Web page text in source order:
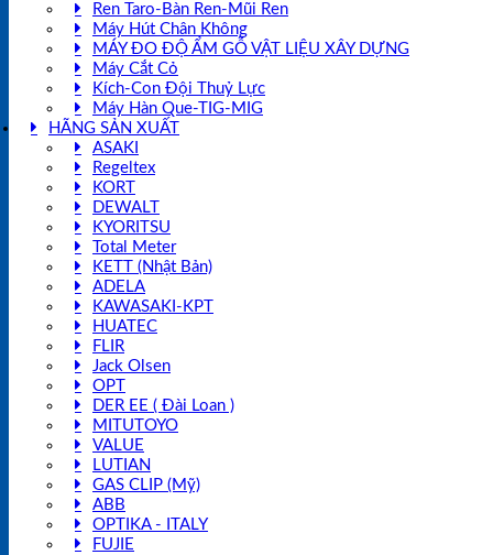
Ren Taro-Bàn Ren-Mũi Ren
Máy Hút Chân Không
MÁY ĐO ĐỘ ẨM GỖ VẬT LIỆU XÂY DỰNG
Máy Cắt Cỏ
Kích-Con Đội Thuỷ Lực
Máy Hàn Que-TIG-MIG
HÃNG SẢN XUẤT
ASAKI
Regeltex
KORT
DEWALT
KYORITSU
Total Meter
KETT (Nhật Bản)
ADELA
KAWASAKI-KPT
HUATEC
FLIR
Jack Olsen
OPT
DER EE ( Đài Loan )
MITUTOYO
VALUE
LUTIAN
GAS CLIP (Mỹ)
ABB
OPTIKA - ITALY
FUJIE